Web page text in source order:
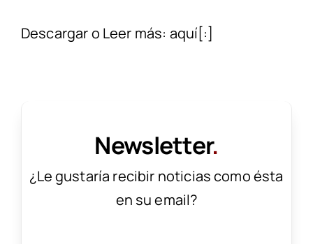
Descargar o Leer más: aquí[:]
Newsletter.
¿Le gustaría recibir noticias como ésta
en su email?